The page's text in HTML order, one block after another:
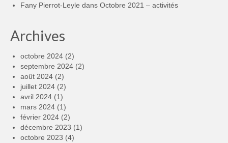
Fany Pierrot-Leyle dans Octobre 2021 – activités
Archives
octobre 2024 (2)
septembre 2024 (2)
août 2024 (2)
juillet 2024 (2)
avril 2024 (1)
mars 2024 (1)
février 2024 (2)
décembre 2023 (1)
octobre 2023 (4)